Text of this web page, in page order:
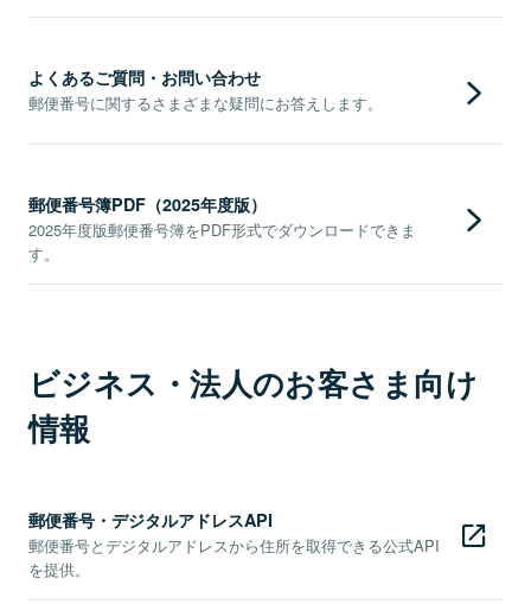
よくあるご質問・お問い合わせ
郵便番号に関するさまざまな疑問にお答えします。
郵便番号簿PDF（2025年度版）
2025年度版郵便番号簿をPDF形式でダウンロードできま
す。
ビジネス・法人のお客さま向け
情報
郵便番号・デジタルアドレスAPI
郵便番号とデジタルアドレスから住所を取得できる公式API
を提供。